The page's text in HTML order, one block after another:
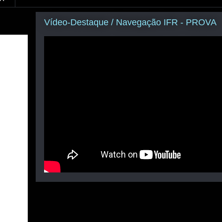
Vídeo-Destaque / Navegação IFR - PROVA